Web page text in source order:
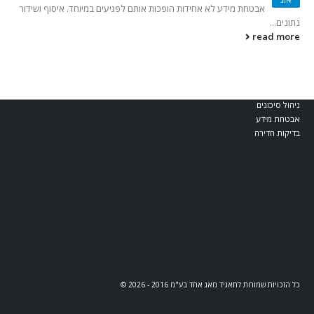
אבטחת מידע לא אחידות הופכות אותם לפגיעים במיוחד. איסוף ושידור
נתונים...
read more
בלוג וחדשות
קטגוריות מומלצות
ניהול סיכונים
אבטחת מידע
בדיקות חדירה
כל הזכויות שמורות לתאגיד מאג אחד בע"מ 2016 - 2026 ©